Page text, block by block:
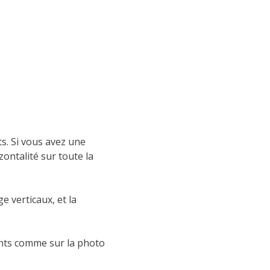
Si vous avez une
sur toute la
verticaux, et la
comme sur la photo